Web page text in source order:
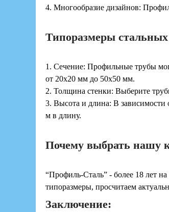
4. Многообразие дизайнов:
Типоразмеры
1. Сечение: Профильные трубы
от 20x20 мм до 50x50 мм.
2. Толщина стенки: Выберите
3. Высота и длина: В зависимости
м в длину.
Почему выбрать нашу
“Профиль-Сталь” - более 18 лет
типоразмеры, просчитаем
Заключение: